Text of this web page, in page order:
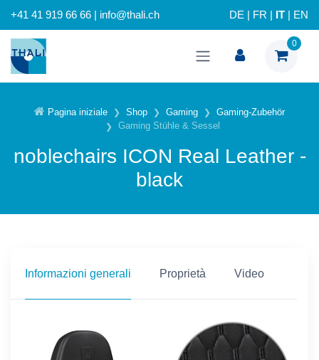
+41 41 919 66 66 | info@thali.ch DE FR IT EN
0
Pagina iniziale Shop Gaming
Gaming-Zubehör
Gaming Stühle & Sessel
noblechairs ICON Real Leather -
black
Informazioni generali Proprietà Video